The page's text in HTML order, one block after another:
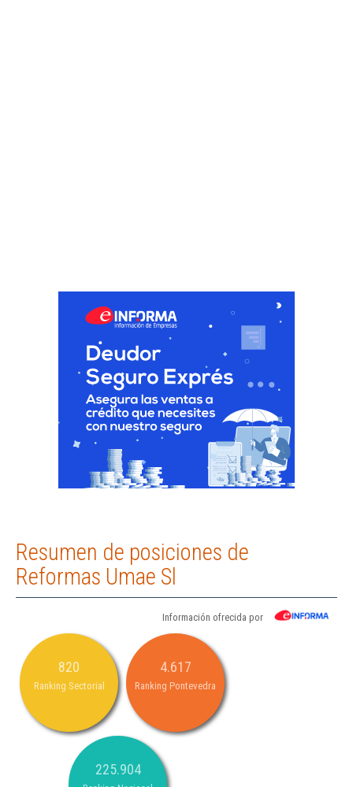
Resumen de posiciones de
Reformas Umae Sl
Información ofrecida por
820
Ranking Sectorial
4.617
Ranking Pontevedra
225.904